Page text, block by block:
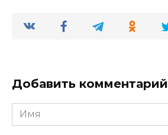
Добавить комментарий
Имя
*